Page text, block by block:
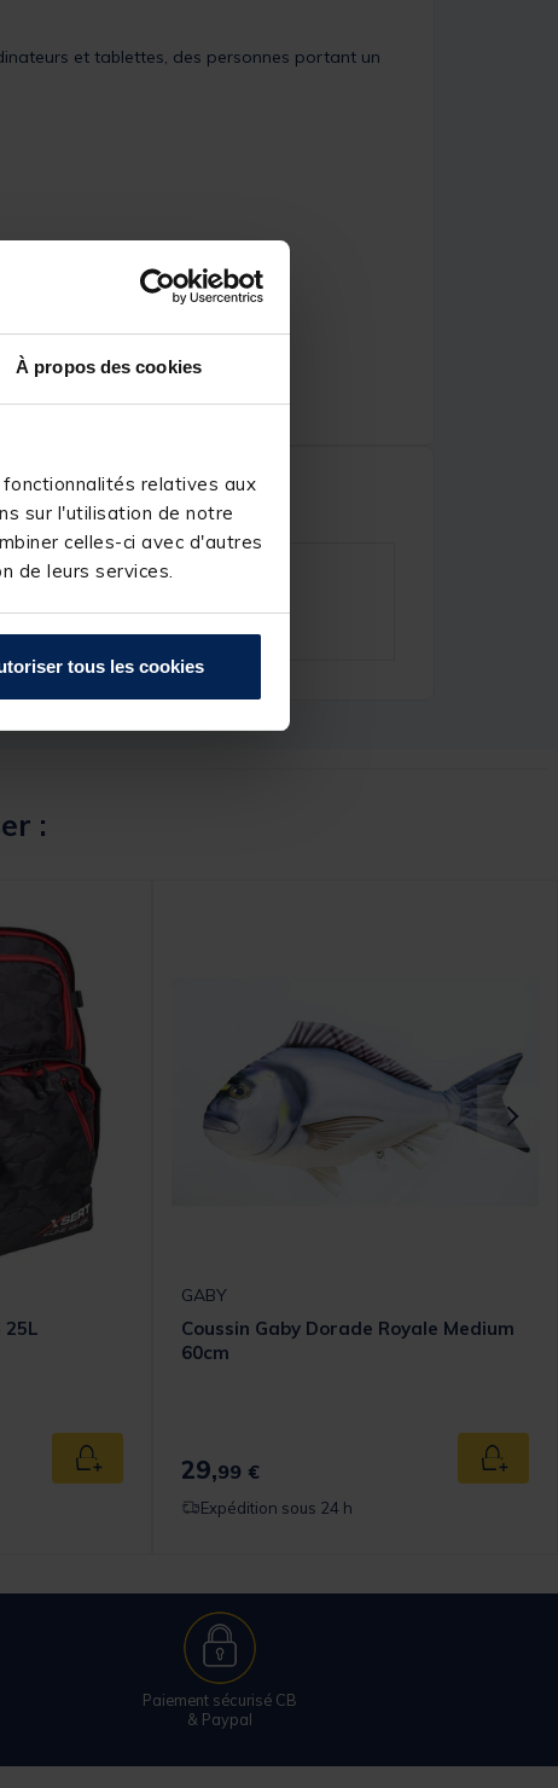
À propos des cookies
relatives aux
sur l'utilisation de notre
celles-ci avec d'autres
de leurs services.
tous les cookies
et tablettes, des personnes portant un
:
25L
Ajouter au panier
GABY
Coussin Gaby Dorade Royale Medium
60cm
29,99 € Ajouter
Expédition sous 24 h
Paiement sécurisé CB
& Paypal